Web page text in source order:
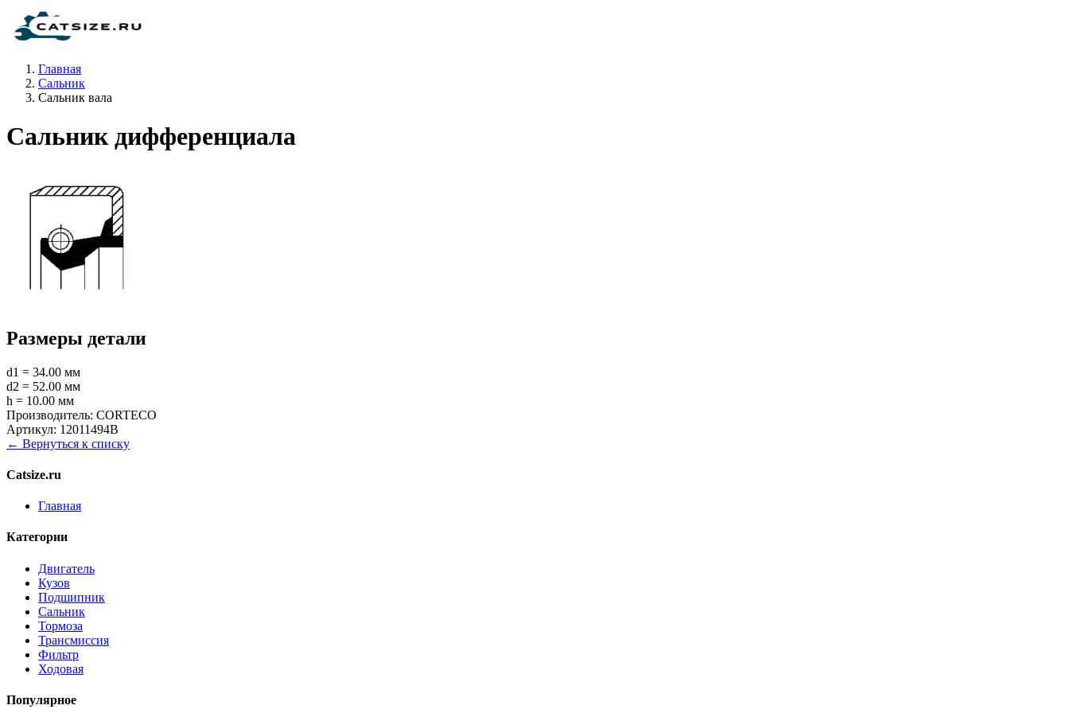
Главная
Сальник
Сальник вала
Сальник дифференциала
Размеры детали
d1 = 34.00 мм
d2 = 52.00 мм
h = 10.00 мм
Производитель: CORTECO
Артикул: 12011494B
← Вернуться к списку
Catsize.ru
Главная
Категории
Двигатель
Кузов
Подшипник
Сальник
Тормоза
Трансмиссия
Фильтр
Ходовая
Популярное